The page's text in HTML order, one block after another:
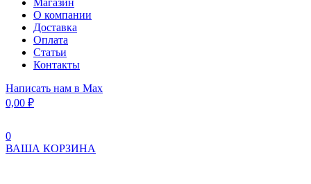
Магазин
О компании
Доставка
Оплата
Статьи
Контакты
Написать нам в Max
0,00 ₽
0
ВАША КОРЗИНА